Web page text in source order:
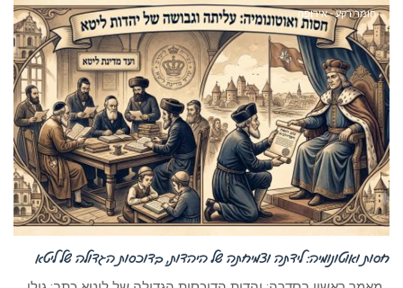
חומר רקע - אירופה
חסות ואוטונומיה: לידתה וצמיחתה של היהדות, בדוכסות הגדולה של ליטא